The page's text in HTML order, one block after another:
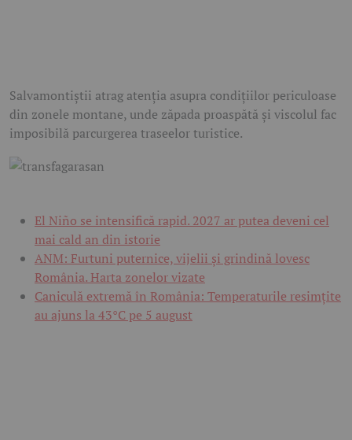
Salvamontiștii atrag atenția asupra condițiilor periculoase
din zonele montane, unde zăpada proaspătă și viscolul fac
imposibilă parcurgerea traseelor turistice.
El Niño se intensifică rapid. 2027 ar putea deveni cel
mai cald an din istorie
ANM: Furtuni puternice, vijelii și grindină lovesc
România. Harta zonelor vizate
Caniculă extremă în România: Temperaturile resimțite
au ajuns la 43°C pe 5 august